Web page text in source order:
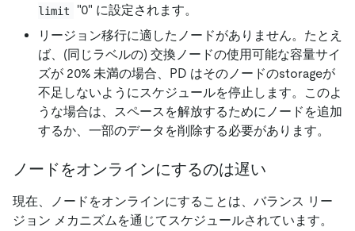
limit
"0" に設定されます。
リージョン移行に適したノードがありません。たとえ
ば、(同じラベルの) 交換ノードの使用可能な容量サイ
ズが 20% 未満の場合、PD はそのノードのstorageが
不足しないようにスケジュールを停止します。このよ
うな場合は、スペースを解放するためにノードを追加
するか、一部のデータを削除する必要があります。
ノードをオンラインにするのは遅い
現在、ノードをオンラインにすることは、バランス リー
ジョン メカニズムを通じてスケジュールされています。